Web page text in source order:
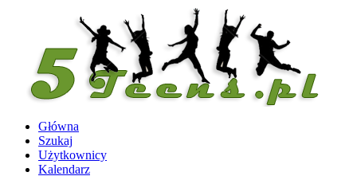
Główna
Szukaj
Użytkownicy
Kalendarz